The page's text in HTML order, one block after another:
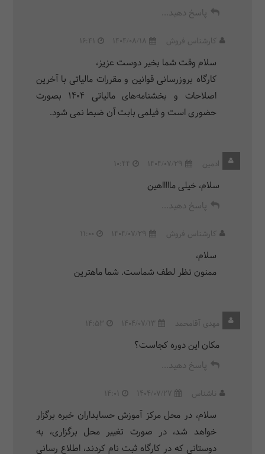
پاسخ دهید...
کارشناس فروش 1404/08/18
16:41
سلام وقت شما بخیر دوست عزیز،
کارگاه بروزرسانی قوانین و مقررات مالیاتی با آخرین
اصلاحات و بخشنامه‌های مالیاتی 1404 بصورت
حضوری است و فیلمی بابت آن ضبط نمی شود.
ادمین 1404/07/29
10:44
سلام، خیلی ماااااهین
پاسخ دهید...
کارشناس فروش 1404/07/29
11:00
سلام،
ممنون نظر لطف شماست. شما ماهترین
مهدی آقامحمد 1404/07/13
14:53
مکان این دوره کجاست؟
پاسخ دهید...
ناشناس 1404/07/27
14:01
سلام، در محل مرکز آموزش حسابداران خبره برگزار
خواهد شد، در صورت تغییر محل برگزاری، به
دوستانی که در کارگاه ثبت نام کردند، اطلاع رسانی